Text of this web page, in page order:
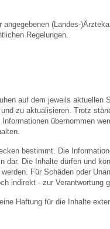
(Landes-
Regelungen.
auf dem jeweils
zu aktualisieren. Trotz
übernommen
bestimmt. Die
dar. Die Inhalte dürfen und
Für Schäden oder
indirekt - zur Verantwortung
Haftung für die Inhalte